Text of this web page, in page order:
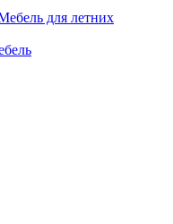
для летних